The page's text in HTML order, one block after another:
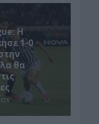
Η
1-0
θα